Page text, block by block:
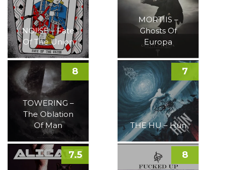
NOI!SE – Fate
Of The Union
MORTIIS –
Ghosts Of
Europa
TOWERING –
The Oblation
Of Man
8
THE HU – Hun
7
7.5 8